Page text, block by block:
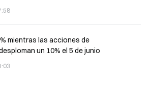
mientras las acciones de
un 10% el 5 de junio